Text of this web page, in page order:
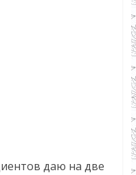
даю на две